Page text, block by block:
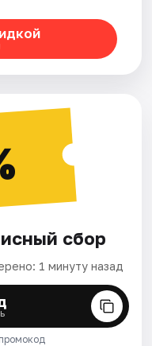
сбор
1 минуту назад